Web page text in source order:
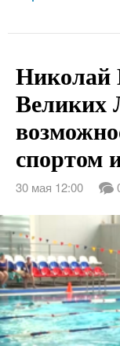
Николай
Великих
спортом
30 мая 12:00